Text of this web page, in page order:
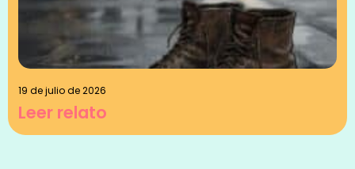
19 de julio de 2026
Leer relato